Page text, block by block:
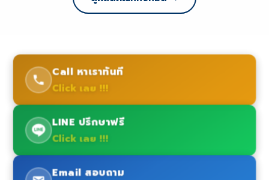
Call หาเราทันที
Click เลย !!!
LINE ปรึกษาฟรี
Click เลย !!!
Email สอบถาม